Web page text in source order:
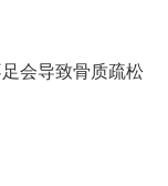
会导致骨质疏松